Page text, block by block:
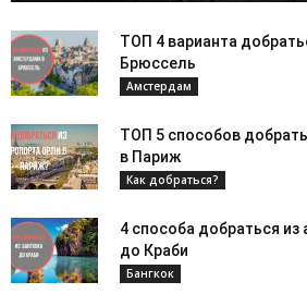
ТОП 4 варианта
Брюссель
Амстердам
ТОП 5 способов
в Париж
Как добраться?
4 способа добраться из
до Краби
Бангкок